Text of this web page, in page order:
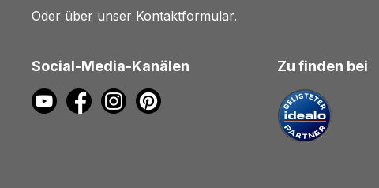
Oder über unser Kontaktformular.
Social-Media-Kanälen Zu finden bei